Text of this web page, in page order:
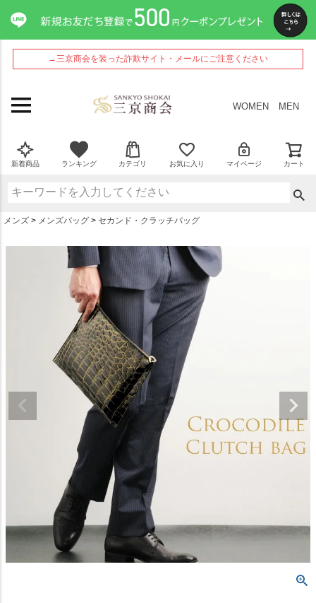
→三京商会を装った詐欺サイト・メールにご注意ください
WOMEN MEN
新着商品 ランキング カテゴリ お気に入り マイページ カート
メンズ メンズバッグ セカンド・クラッチバッグ
ペー
ジト
ップ
へ